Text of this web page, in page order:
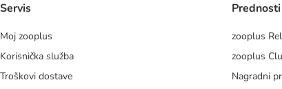
Servis
Moj zooplus
Korisnička služba
Troškovi dostave
Prednosti
zooplus
zooplus
Nagradni